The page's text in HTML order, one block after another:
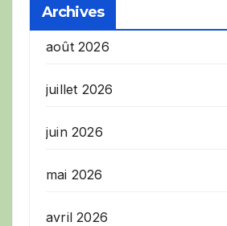
Archives
août 2026
juillet 2026
juin 2026
mai 2026
avril 2026